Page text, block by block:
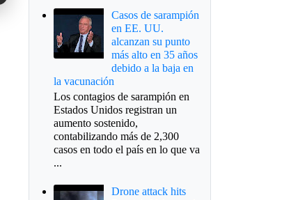
Casos de sarampión
en EE. UU.
alcanzan su punto
más alto en 35 años
debido a la baja en
la vacunación
Los contagios de sarampión en
Estados Unidos registran un
aumento sostenido,
contabilizando más de 2,300
casos en todo el país en lo que va
...
Drone attack hits